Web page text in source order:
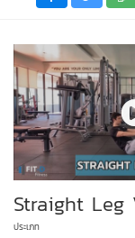
Straight Leg
ประเภท